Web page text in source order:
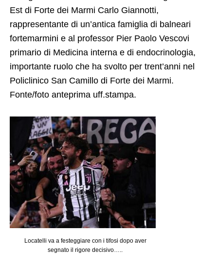
Est di Forte dei Marmi Carlo Giannotti,
rappresentante di un’antica famiglia di balneari
fortemarmini e al professor Pier Paolo Vescovi
primario di Medicina interna e di endocrinologia,
importante ruolo che ha svolto per trent’anni nel
Policlinico San Camillo di Forte dei Marmi.
Fonte/foto anteprima uff.stampa.
Locatelli va a festeggiare con i tifosi dopo aver
segnato il rigore decisivo…..